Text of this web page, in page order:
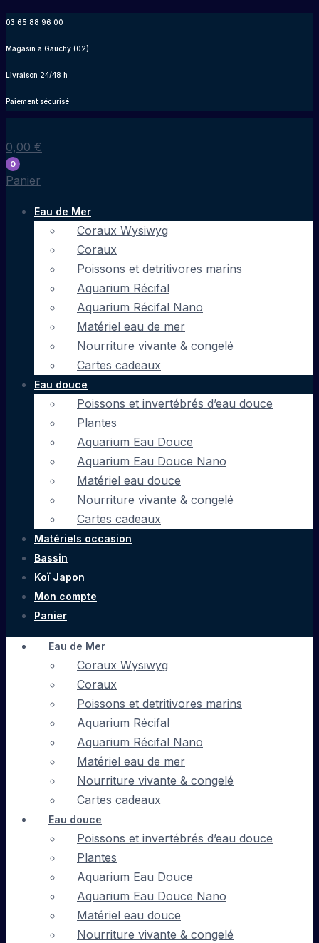
contenu
03 65 88 96 00
Magasin à Gauchy (02)
Livraison 24/48 h
Paiement sécurisé
0,00 €
0
Panier
Eau de Mer
Coraux Wysiwyg
Coraux
Poissons et detritivores marins
Aquarium Récifal
Aquarium Récifal Nano
Matériel eau de mer
Nourriture vivante & congelé
Cartes cadeaux
Eau douce
Poissons et invertébrés d’eau douce
Plantes
Aquarium Eau Douce
Aquarium Eau Douce Nano
Matériel eau douce
Nourriture vivante & congelé
Cartes cadeaux
Matériels occasion
Bassin
Koï Japon
Mon compte
Panier
Eau de Mer
Coraux Wysiwyg
Coraux
Poissons et detritivores marins
Aquarium Récifal
Aquarium Récifal Nano
Matériel eau de mer
Nourriture vivante & congelé
Cartes cadeaux
Eau douce
Poissons et invertébrés d’eau douce
Plantes
Aquarium Eau Douce
Aquarium Eau Douce Nano
Matériel eau douce
Nourriture vivante & congelé